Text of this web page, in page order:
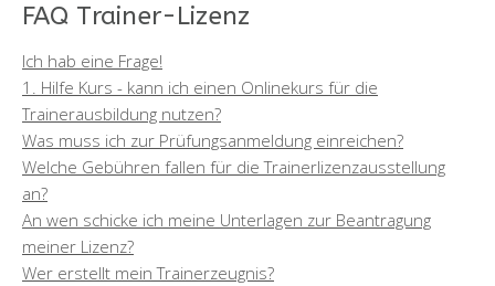
FAQ Trainer-Lizenz
Ich hab eine Frage!
1. Hilfe Kurs - kann ich einen Onlinekurs für die
Trainerausbildung nutzen?
Was muss ich zur Prüfungsanmeldung einreichen?
Welche Gebühren fallen für die Trainerlizenzausstellung
an?
An wen schicke ich meine Unterlagen zur Beantragung
meiner Lizenz?
Wer erstellt mein Trainerzeugnis?